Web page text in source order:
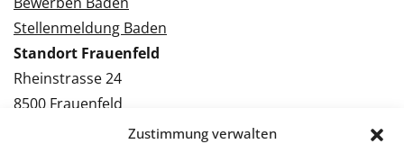
Zustimmung verwalten
Stellenmeldung Baden
Standort Frauenfeld
Rheinstrasse 24
8500 Frauenfeld
Tel.: 052 224 09 09